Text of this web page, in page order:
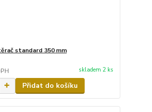
standard 350 mm
skladem 2 ks
Přidat do košíku